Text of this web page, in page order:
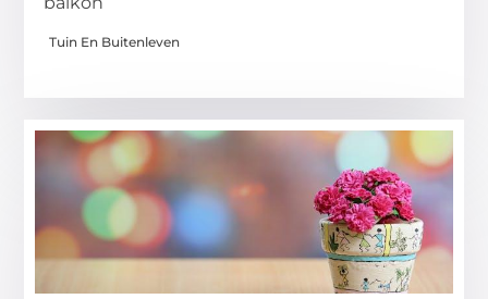
Tuin En Buitenleven